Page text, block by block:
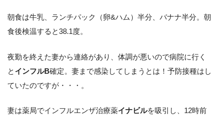
朝食は牛乳、ランチパック（卵&ハム）半分、バナナ半分。朝
食後検温すると38.1度。
夜勤を終えた妻から連絡があり、体調が悪いので病院に行く
と インフルB確定。妻まで感染してしまうとは！予防接種はし
ていたのですが・・・。
妻は薬局でインフルエンザ治療薬イナビルを吸引し、12時前